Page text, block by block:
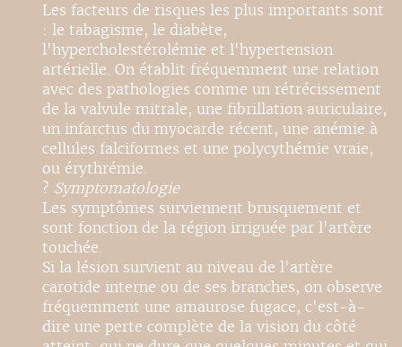
Les facteurs de risques les plus importants sont
: le tabagisme, le diabète,
l'hypercholestérolémie et l'hypertension
artérielle. On établit fréquemment une relation
avec des pathologies comme un rétrécissement
de la valvule mitrale, une fibrillation auriculaire,
un infarctus du myocarde récent, une anémie à
cellules falciformes et une polycythémie vraie,
ou érythrémie.
? Symptomatologie
Les symptômes surviennent brusquement et
sont fonction de la région irriguée par l'artère
touchée.
Si la lésion survient au niveau de l'artère
carotide interne ou de ses branches, on observe
fréquemment une amaurose fugace, c'est-à-
dire une perte complète de la vision du côté